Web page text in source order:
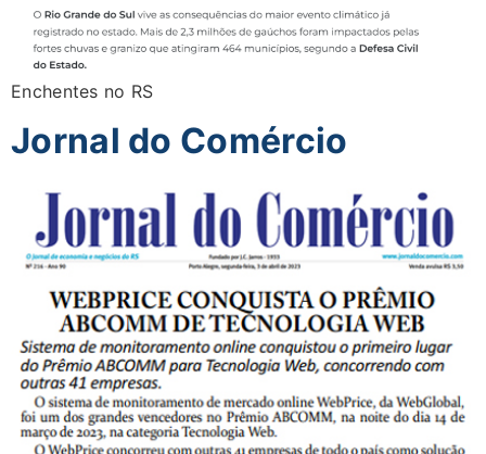
Enchentes no RS
Jornal do Comércio